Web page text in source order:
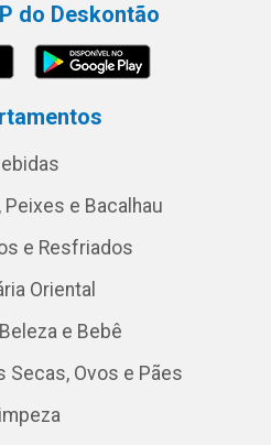
do Deskontão
Peixes e Bacalhau
e Resfriados
Oriental
e Bebê
Secas, Ovos e Pães